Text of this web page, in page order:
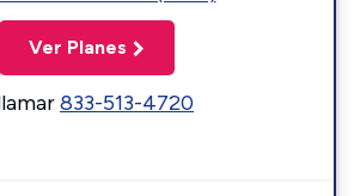
Ver Planes
833-513-4720